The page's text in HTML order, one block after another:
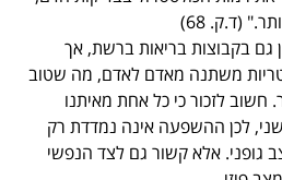
(ד.ק. 68)
גם בקבוצות בריאות ברשת, אך
משתנה מאדם לאדם, מה שטוב
לזכור כי כל אחת מאיתנו
לכן ההשפעה אינה נמדדת רק
גופני. אלא קשור גם לצד הנפשי